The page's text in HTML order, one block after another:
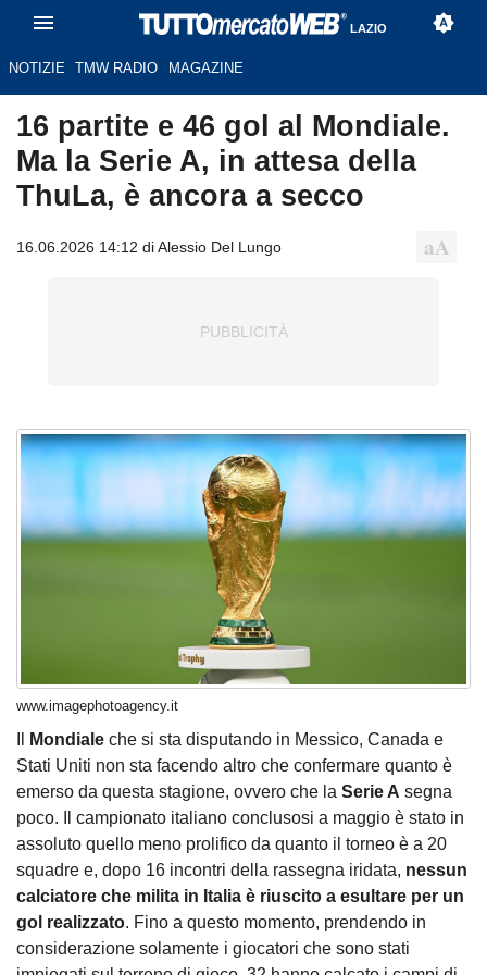
LAZIO
NOTIZIE TMW RADIO MAGAZINE
16 partite e 46 gol al Mondiale.
Ma la Serie A, in attesa della
ThuLa, è ancora a secco
16.06.2026 14:12 di Alessio Del Lungo
www.imagephotoagency.it
Mondiale che si sta disputando in Messico, Canada e
Stati Uniti non sta facendo altro che confermare quanto è
emerso da questa stagione, ovvero che la Serie A segna
poco. Il campionato italiano conclusosi a maggio è stato in
assoluto quello meno prolifico da quanto il torneo è a 20
squadre e, dopo 16 incontri della rassegna iridata, nessun
calciatore che milita in Italia è riuscito a esultare per un
gol realizzato. Fino a questo momento, prendendo in
considerazione solamente i giocatori che sono stati